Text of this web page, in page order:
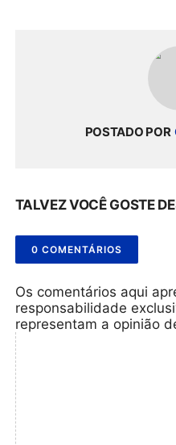
POSTADO POR
TALVEZ VOCÊ GOSTE
0 COMENTÁRIOS
Os comentários aqui
responsabilidade
representam a opinião